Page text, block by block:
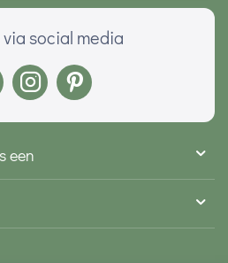
via social media
een